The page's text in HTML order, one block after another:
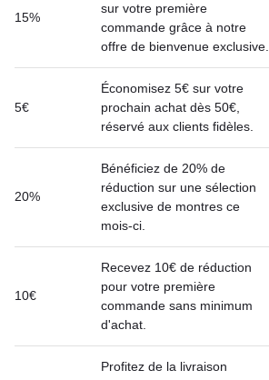
15%
sur votre première
commande grâce à notre
offre de bienvenue exclusive.
5€
Économisez 5€ sur votre
prochain achat dès 50€,
réservé aux clients fidèles.
20%
Bénéficiez de 20% de
réduction sur une sélection
exclusive de montres ce
mois-ci.
10€
Recevez 10€ de réduction
pour votre première
commande sans minimum
d'achat.
Profitez de la livraison